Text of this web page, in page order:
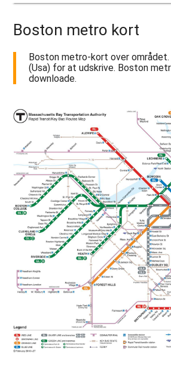
Boston metro kort
Boston metro-kort over
(Usa) for at udskrive. Boston
downloade.